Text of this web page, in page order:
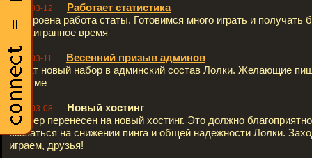
2011-03-12
Работает статистика
Настроена работа статы. Готовимся много играть и получать
за наигранное время
2011-03-11
Весенний призыв админов
Начат новый набор в админский состав Лолки. Желающие
форуме
2011-03-08
Новый хостинг
Сервер перенесен на новый хостинг. Это должно благоприятно
сказаться на снижении пинга и общей надежности Лолки.
играем, друзья!